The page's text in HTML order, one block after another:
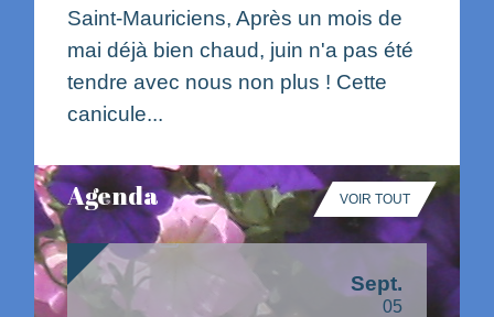
Saint-Mauriciens, Après un mois de
mai déjà bien chaud, juin n'a pas été
tendre avec nous non plus ! Cette
canicule...
Agenda VOIR TOUT
today
Sept.
05